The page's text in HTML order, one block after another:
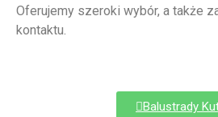
Oferujemy szeroki wybór, a także
kontaktu.
Balustrady